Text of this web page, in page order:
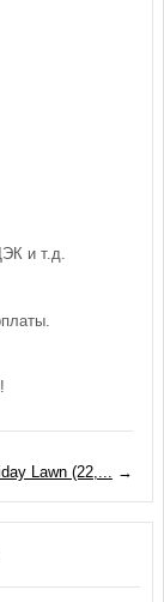
и т.д.
Lawn (22,... →